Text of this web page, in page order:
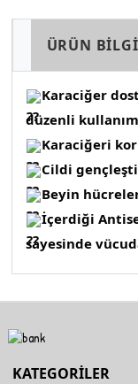
ÜRÜN
Karaciğer
düzenli
Karaciğeri
Cildi
Beyin
İçerdiği
sayesinde
KATEGORİLER